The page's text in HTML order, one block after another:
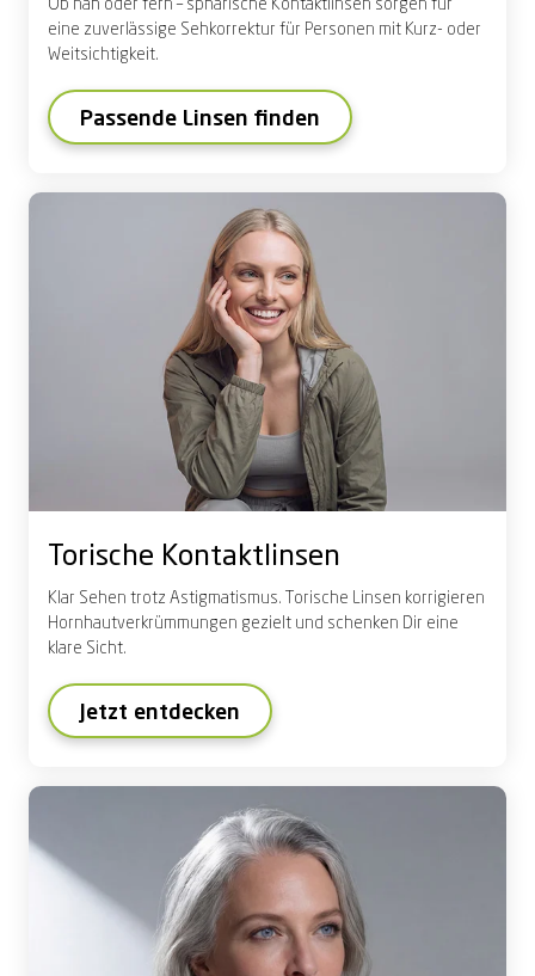
Ob nah oder fern – sphärische Kontaktlinsen sorgen für
eine zuverlässige Sehkorrektur für Personen mit Kurz- oder
Weitsichtigkeit.
Passende Linsen finden
Torische Kontaktlinsen
Klar Sehen trotz Astigmatismus. Torische Linsen korrigieren
Hornhautverkrümmungen gezielt und schenken Dir eine
klare Sicht.
Jetzt entdecken